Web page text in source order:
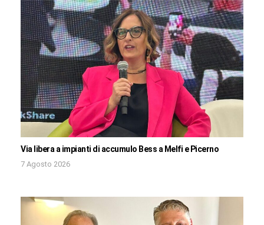
Via libera a impianti di accumulo Bess a Melfi e Picerno
7 Agosto 2026